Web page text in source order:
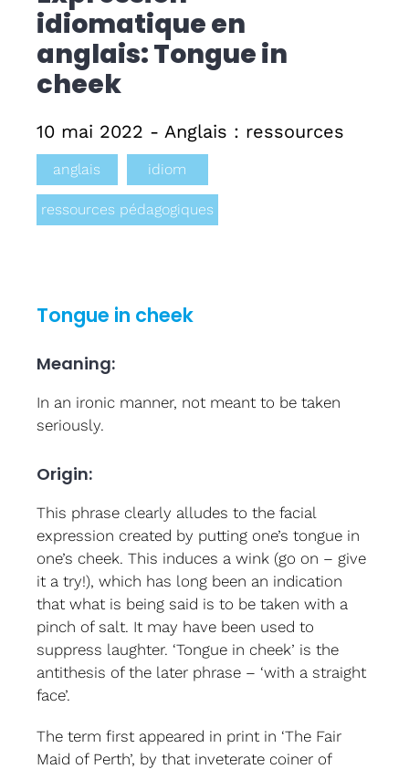
idiomatique en
anglais: Tongue in
cheek
10 mai 2022 - Anglais : ressources
anglais idiom
ressources pédagogiques
Tongue in cheek
Meaning:
In an ironic manner, not meant to be taken
seriously.
Origin:
This phrase clearly alludes to the facial
expression created by putting one’s tongue in
one’s cheek. This induces a wink (go on – give
it a try!), which has long been an indication
that what is being said is to be taken with a
pinch of salt. It may have been used to
suppress laughter. ‘Tongue in cheek’ is the
antithesis of the later phrase – ‘with a straight
face’.
The term first appeared in print in ‘The Fair
Maid of Perth’, by that inveterate coiner of